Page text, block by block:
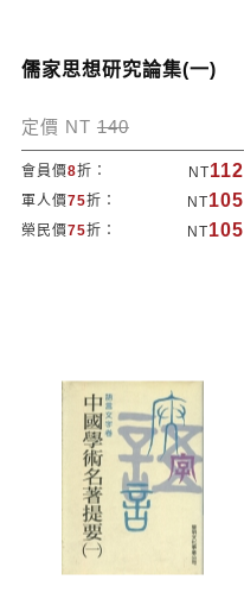
儒家思想研究論集(一)
定價 NT 140
會員價8折： NT112
軍人價75折： NT105
榮民價75折： NT105